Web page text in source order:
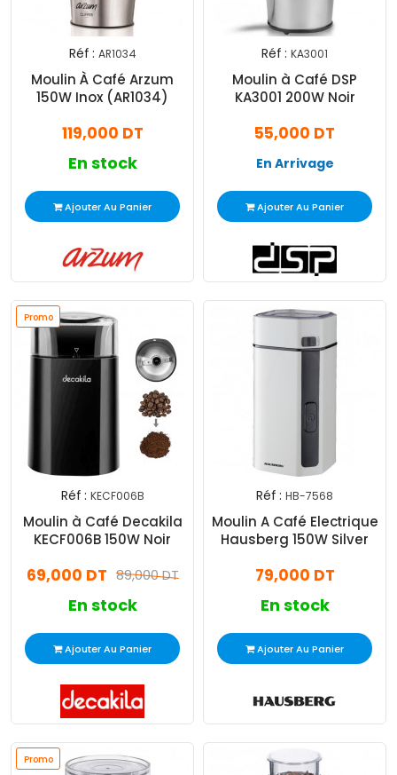
Réf : AR1034
Moulin À Café Arzum
150W Inox (AR1034)
119,000 DT
En stock
Ajouter Au Panier
Réf : KA3001
Moulin à Café DSP
KA3001 200W Noir
55,000 DT
En Arrivage
Ajouter Au Panier
Promo
Réf : KECF006B
Moulin à Café Decakila
KECF006B 150W Noir
89,000 DT
69,000 DT
En stock
Ajouter Au Panier
Réf : HB-7568
Moulin A Café Electrique
Hausberg 150W Silver
79,000 DT
En stock
Ajouter Au Panier
Promo